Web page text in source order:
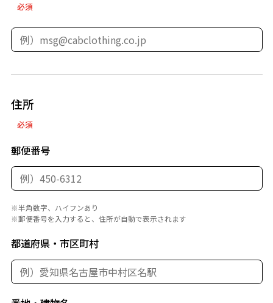
必須
住所
必須
郵便番号
※半角数字、ハイフンあり
※郵便番号を入力すると、住所が自動で表示されます
都道府県・市区町村